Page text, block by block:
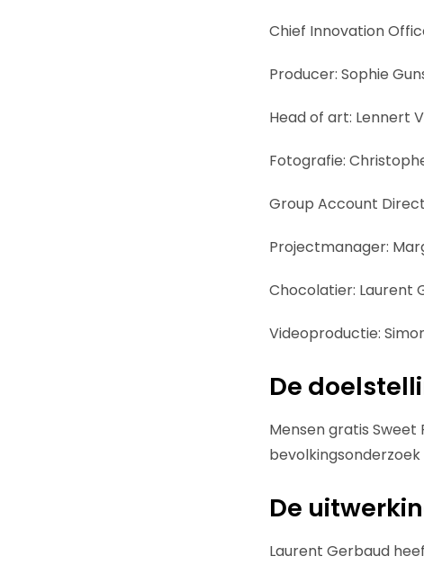
Chief Innovation
Producer: Sophie
Head of art: Lennert
Fotografie:
Group Account
Projectmanager:
Chocolatier: Laurent
Videoproductie:
De
Mensen gratis
De
Laurent Gerbaud